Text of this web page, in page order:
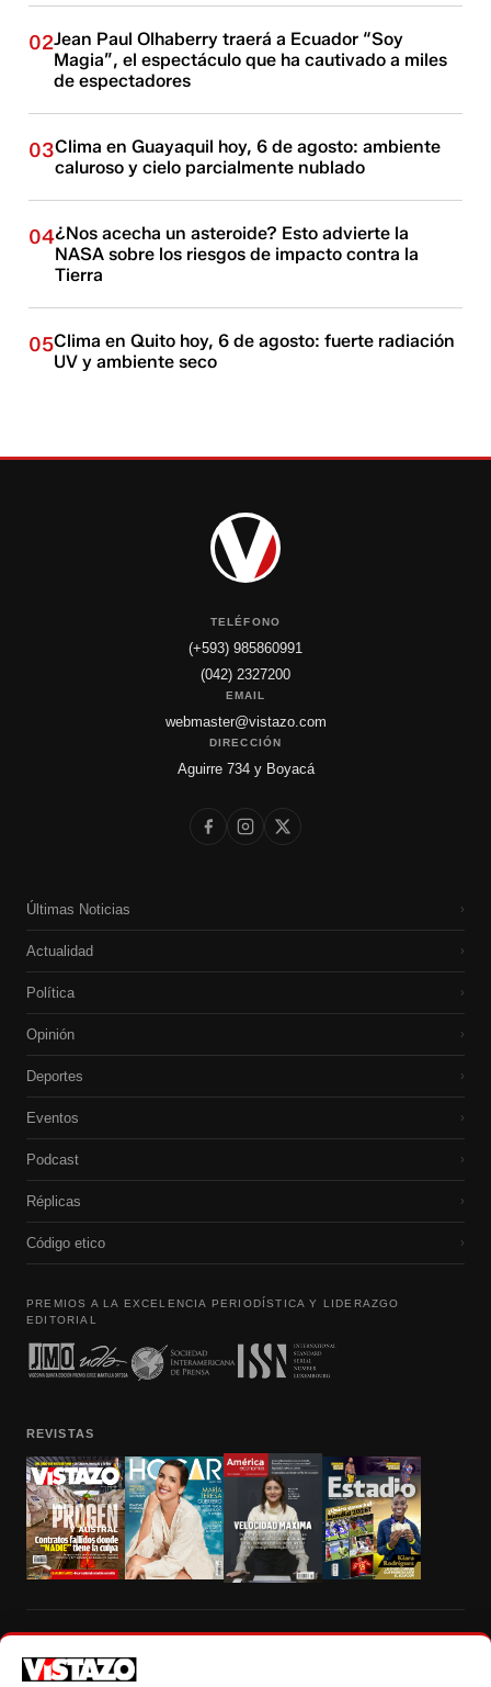
02Jean Paul Olhaberry traerá a Ecuador “Soy
Magia”, el espectáculo que ha cautivado a miles
de espectadores
03Clima en Guayaquil hoy, 6 de agosto: ambiente
caluroso y cielo parcialmente nublado
04¿Nos acecha un asteroide? Esto advierte la
NASA sobre los riesgos de impacto contra la
Tierra
05Clima en Quito hoy, 6 de agosto: fuerte radiación
UV y ambiente seco
TELÉFONO
(+593) 985860991
(042) 2327200
EMAIL
webmaster@vistazo.com
DIRECCIÓN
Aguirre 734 y Boyacá
Últimas Noticias ›
Actualidad ›
Política ›
Opinión ›
Deportes ›
Eventos ›
Podcast ›
Réplicas ›
Código etico ›
PREMIOS A LA EXCELENCIA PERIODÍSTICA Y LIDERAZGO
EDITORIAL
REVISTAS
autorización escrita de su titular, de todos los contenidos de Vistazo.com.